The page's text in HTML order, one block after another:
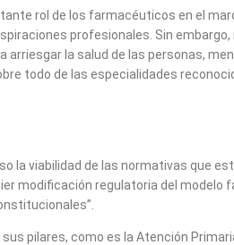
rol de los farmacéuticos en el
profesionales. Sin
la salud de las personas,
todo de las especialidades
la viabilidad de las normativas que
modificación regulatoria del
pilares, como es la Atención